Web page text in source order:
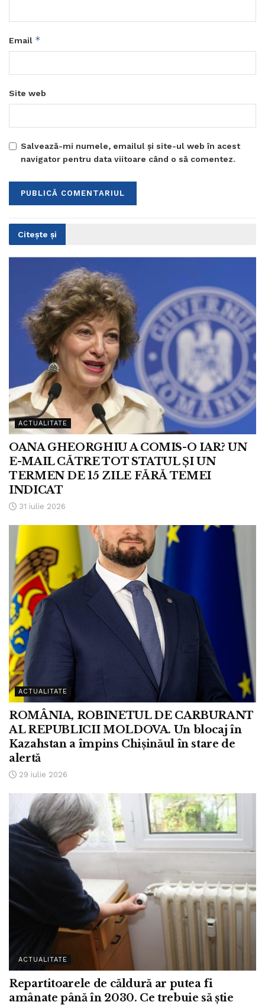
Email *
Site web
Salvează-mi numele, emailul și site-ul web în acest
navigator pentru data viitoare când o să comentez.
Citește și
ACTUALITATE
OANA GHEORGHIU A COMIS-O IAR? UN
E-MAIL CĂTRE TOT STATUL ȘI UN
TERMEN DE 15 ZILE FĂRĂ TEMEI
INDICAT
31 iulie 2026
ACTUALITATE
ROMÂNIA, ROBINETUL DE CARBURANT
AL REPUBLICII MOLDOVA. Un blocaj în
Kazahstan a împins Chișinăul în stare de
alertă
29 iulie 2026
ACTUALITATE
Repartitoarele de căldură ar putea fi
amânate până în 2030. Ce trebuie să știe